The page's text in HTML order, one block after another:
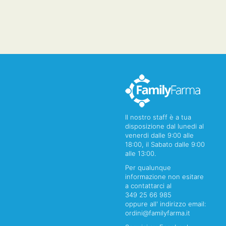
Il nostro staff è a tua
disposizione dal lunedi al
venerdi dalle 9:00 alle
18:00, il Sabato dalle 9:00
alle 13:00.
Per qualunque
informazione non esitare
a contattarci al
349 25 66 985
oppure all' indirizzo email:
ordini@familyfarma.it